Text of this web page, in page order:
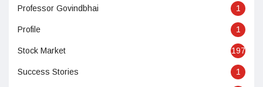
Professor Govindbhai 1
Profile 1
Stock Market 197
Success Stories 1